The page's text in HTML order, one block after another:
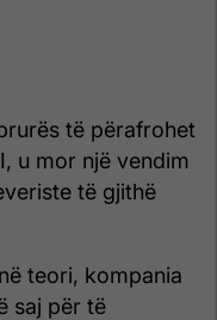
të përafrohet
u mor një vendim
të gjithë
teori, kompania
saj për të